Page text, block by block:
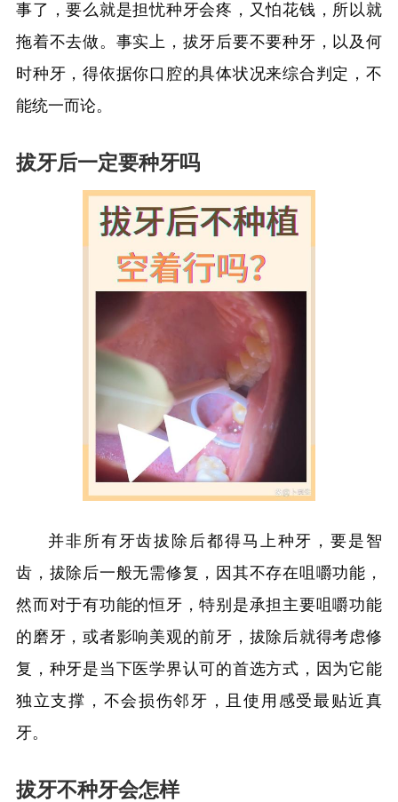
事了，要么就是担忧种牙会疼，又怕花钱，所以就
拖着不去做。事实上，拔牙后要不要种牙，以及何
时种牙，得依据你口腔的具体状况来综合判定，不
能统一而论。
拔牙后一定要种牙吗
并非所有牙齿拔除后都得马上种牙，要是智
齿，拔除后一般无需修复，因其不存在咀嚼功能，
然而对于有功能的恒牙，特别是承担主要咀嚼功能
的磨牙，或者影响美观的前牙，拔除后就得考虑修
复，种牙是当下医学界认可的首选方式，因为它能
独立支撑，不会损伤邻牙，且使用感受最贴近真
牙。
拔牙不种牙会怎样